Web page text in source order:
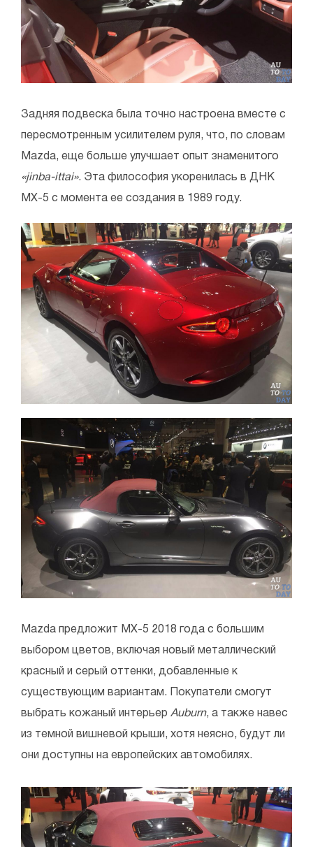
Задняя подвеска была точно настроена вместе с
пересмотренным усилителем руля, что, по словам
Mazda, еще больше улучшает опыт знаменитого
«jinba-ittai». Эта философия укоренилась в ДНК
MX-5 с момента ее создания в 1989 году.
Mazda предложит MX-5 2018 года с большим
выбором цветов, включая новый металлический
красный и серый оттенки, добавленные к
существующим вариантам. Покупатели смогут
выбрать кожаный интерьер Auburn, а также навес
из темной вишневой крыши, хотя неясно, будут ли
они доступны на европейских автомобилях.